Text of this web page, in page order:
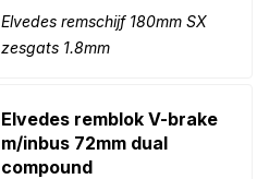
Elvedes remschijf 180mm SX
zesgats 1.8mm
Elvedes remblok V-brake
m/inbus 72mm dual
compound